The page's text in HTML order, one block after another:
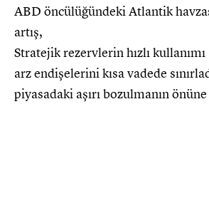
ABD öncülüğündeki Atlantik
artış,
Stratejik rezervlerin hızlı kullanımı
arz endişelerini kısa vadede
piyasadaki aşırı bozulmanın